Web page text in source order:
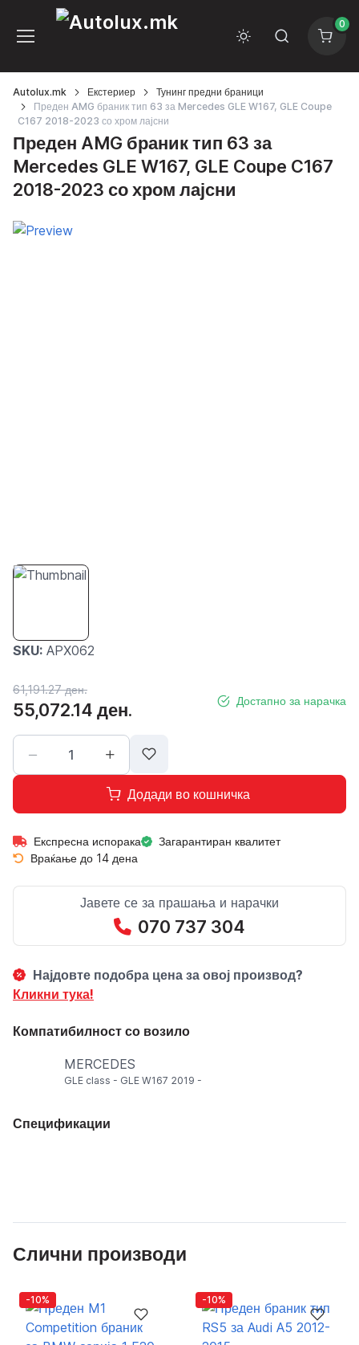
0
Autolux.mk Екстериер
Тунинг предни браници
Преден AMG браник тип 63 за Mercedes GLE W167, GLE Coupe
C167 2018-2023 со хром лајсни
Преден AMG браник тип 63 за
Mercedes GLE W167, GLE Coupe C167
2018-2023 со хром лајсни
SKU: APX062
61,191.27 ден.
55,072.14 ден. Достапно за нарачка
Додади во кошничка
Експресна испорака
Загарантиран квалитет
Враќање до 14 дена
Јавете се за прашања и нарачки
070 737 304
Најдовте подобра цена за овој производ?
Кликни тука!
Компатибилност со возило
MERCEDES
GLE class - GLE W167 2019 -
Спецификации
Слични производи
-10% -10%